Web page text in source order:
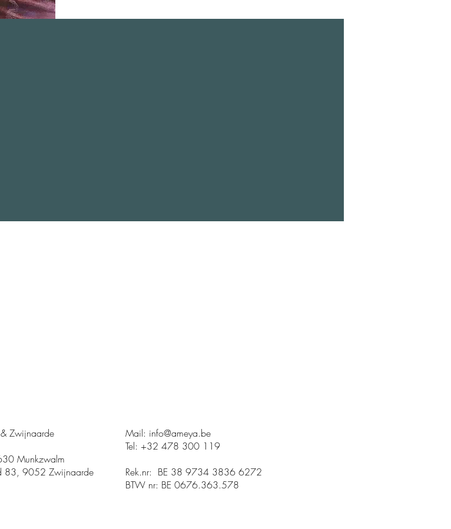
Zwijnaarde
Munkzwalm
83, 9052 Zwijnaarde
Mail: info@ameya.be
Tel: +32 478 300 119
Rek.nr: BE 38 9734 3836 6272
BTW nr: BE 0676.363.578